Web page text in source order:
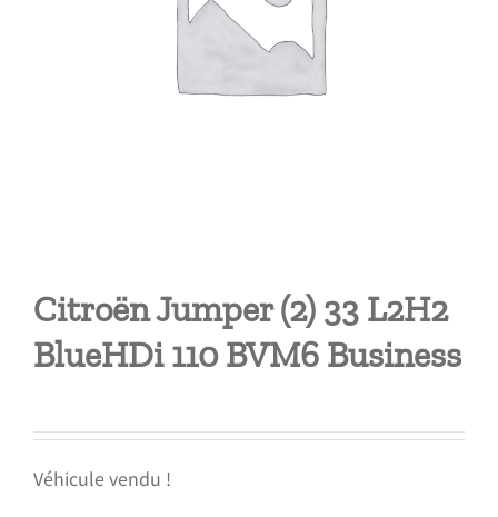
Citroën Jumper (2) 33 L2H2
BlueHDi 110 BVM6 Business
Véhicule vendu !